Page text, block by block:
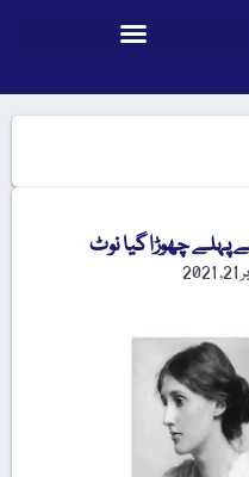
پہلے چھوڑا گیا نوٹ